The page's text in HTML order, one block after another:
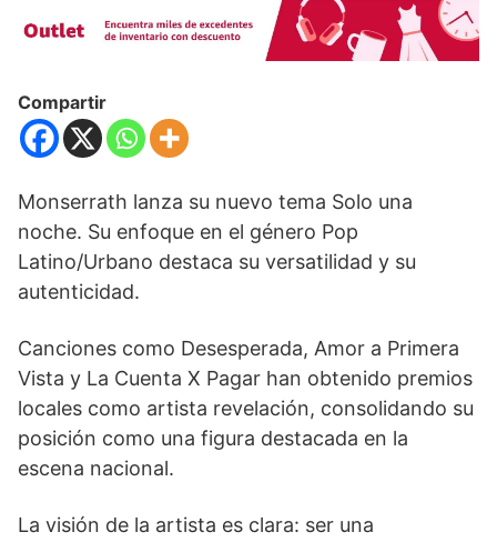
Compartir
Monserrath lanza su nuevo tema Solo una
noche. Su enfoque en el género Pop
Latino/Urbano destaca su versatilidad y su
autenticidad.
Canciones como Desesperada, Amor a Primera
Vista y La Cuenta X Pagar han obtenido premios
locales como artista revelación, consolidando su
posición como una figura destacada en la
escena nacional.
La visión de la artista es clara: ser una